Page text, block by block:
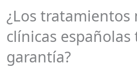
¿Los tratamientos
clínicas españolas
garantía?